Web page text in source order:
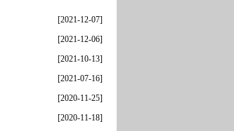
[2021-12-07]
[2021-12-06]
[2021-10-13]
[2021-07-16]
[2020-11-25]
[2020-11-18]